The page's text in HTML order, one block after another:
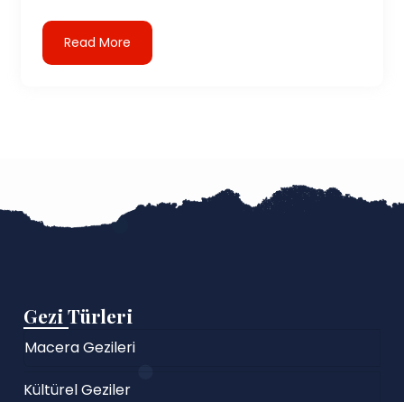
Read More
Gezi Türleri
Macera Gezileri
Kültürel Geziler